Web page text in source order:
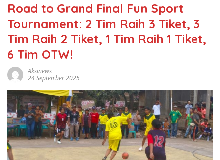
Road to Grand Final Fun Sport
Tournament: 2 Tim Raih 3 Tiket, 3
Tim Raih 2 Tiket, 1 Tim Raih 1 Tiket,
6 Tim OTW!
Aksinews
24 September 2025